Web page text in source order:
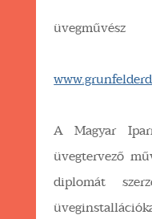
üvegművész
A Magyar
üvegtervező
diplomát